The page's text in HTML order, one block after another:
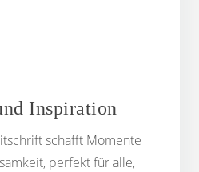
Inspiration
schafft Momente
perfekt für alle,